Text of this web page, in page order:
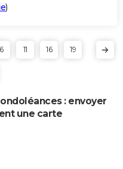
)
6 11 16 19
: envoyer
une carte